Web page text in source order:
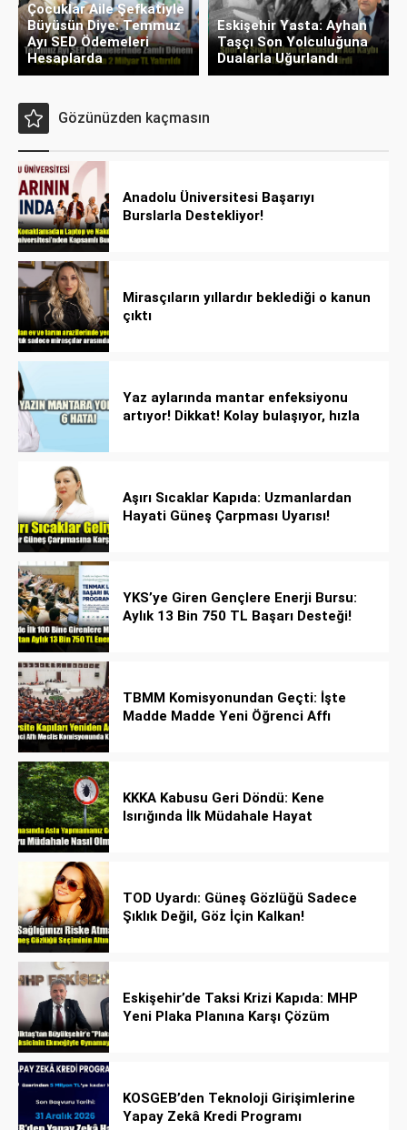
Çocuklar Aile Şefkatiyle
Büyüsün Diye: Temmuz
Ayı SED Ödemeleri
Hesaplarda
Eskişehir Yasta: Ayhan
Taşçı Son Yolculuğuna
Dualarla Uğurlandı
Gözünüzden kaçmasın
Anadolu Üniversitesi Başarıyı
Burslarla Destekliyor!
Mirasçıların yıllardır beklediği o kanun
çıktı
Yaz aylarında mantar enfeksiyonu
artıyor! Dikkat! Kolay bulaşıyor, hızla
Aşırı Sıcaklar Kapıda: Uzmanlardan
Hayati Güneş Çarpması Uyarısı!
YKS’ye Giren Gençlere Enerji Bursu:
Aylık 13 Bin 750 TL Başarı Desteği!
TBMM Komisyonundan Geçti: İşte
Madde Madde Yeni Öğrenci Affı
KKKA Kabusu Geri Döndü: Kene
Isırığında İlk Müdahale Hayat
TOD Uyardı: Güneş Gözlüğü Sadece
Şıklık Değil, Göz İçin Kalkan!
Eskişehir’de Taksi Krizi Kapıda: MHP
Yeni Plaka Planına Karşı Çözüm
KOSGEB’den Teknoloji Girişimlerine
Yapay Zekâ Kredi Programı